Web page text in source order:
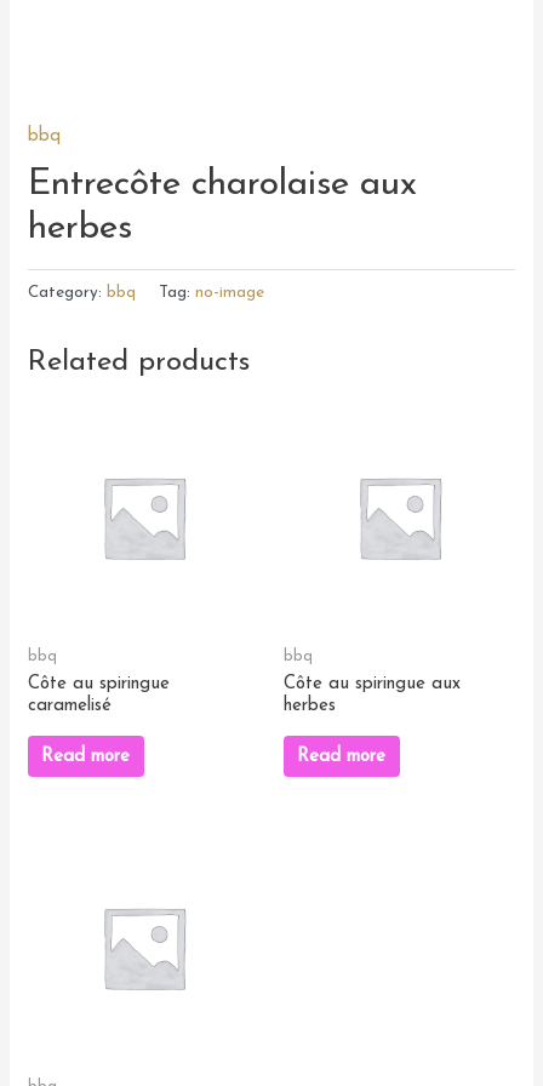
bbq
Entrecôte charolaise aux
herbes
Category: bbq Tag:no-image
Related products
bbq
Côte au spiringue
caramelisé
Read more
bbq
Côte au spiringue aux
herbes
Read more